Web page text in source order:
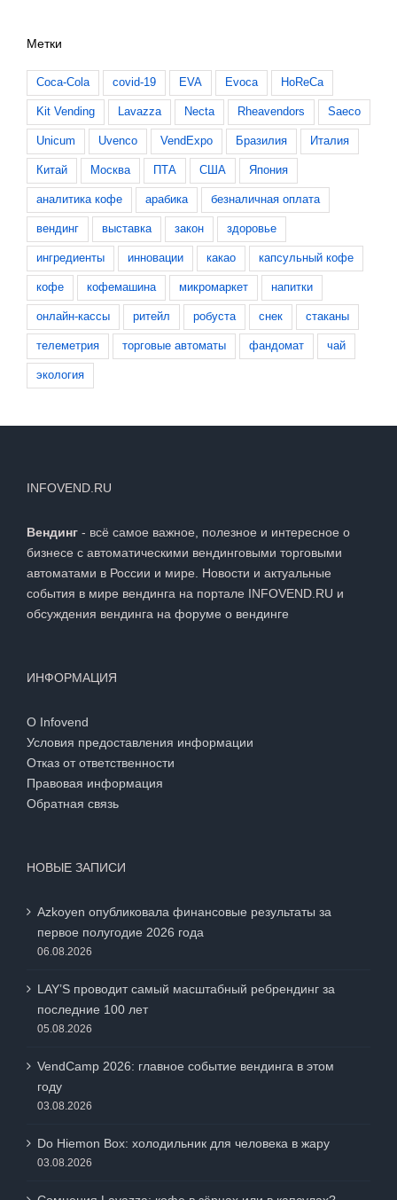
Метки
Coca-Cola covid-19 EVA Evoca HoReCa
Kit Vending Lavazza Necta Rheavendors Saeco
Unicum Uvenco VendExpo Бразилия Италия
Китай Москва ПТА США Япония
аналитика кофе арабика безналичная оплата
вендинг выставка закон здоровье
ингредиенты инновации какао капсульный кофе
кофе кофемашина микромаркет напитки
онлайн-кассы ритейл робуста снек стаканы
телеметрия торговые автоматы фандомат чай
экология
INFOVEND.RU
Вендинг - всё самое важное, полезное и интересное о
бизнесе с автоматическими вендинговыми торговыми
автоматами в России и мире. Новости и актуальные
события в мире вендинга на портале INFOVEND.RU и
обсуждения вендинга на форуме о вендинге
ИНФОРМАЦИЯ
О Infovend
Условия предоставления информации
Отказ от ответственности
Правовая информация
Обратная связь
НОВЫЕ ЗАПИСИ
Azkoyen опубликовала финансовые результаты за
первое полугодие 2026 года
06.08.2026
LAY’S проводит самый масштабный ребрендинг за
последние 100 лет
05.08.2026
VendCamp 2026: главное событие вендинга в этом
году
03.08.2026
Do Hiemon Box: холодильник для человека в жару
03.08.2026